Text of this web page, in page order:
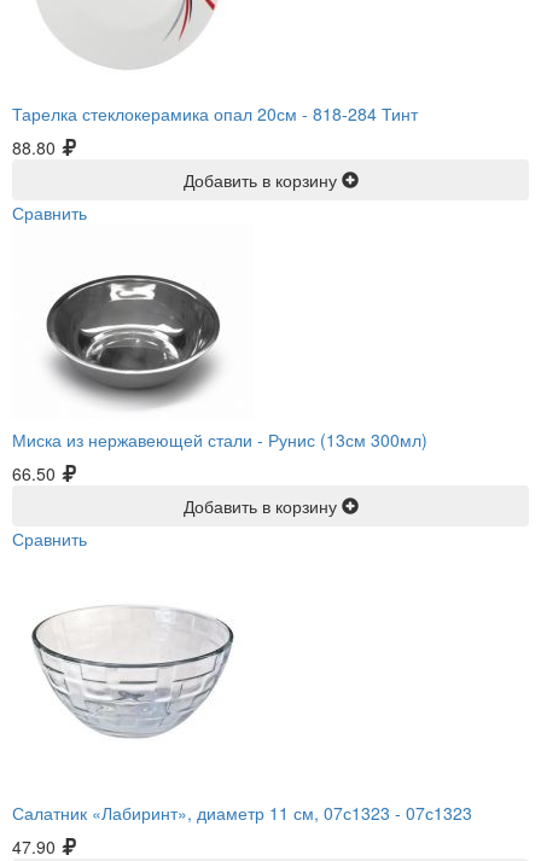
Тарелка стеклокерамика опал 20см - 818-284 Тинт
88.80
Добавить в корзину
Сравнить
Миска из нержавеющей стали - Рунис (13см 300мл)
66.50
Добавить в корзину
Сравнить
Салатник «Лабиринт», диаметр 11 см, 07с1323 - 07с1323
47.90